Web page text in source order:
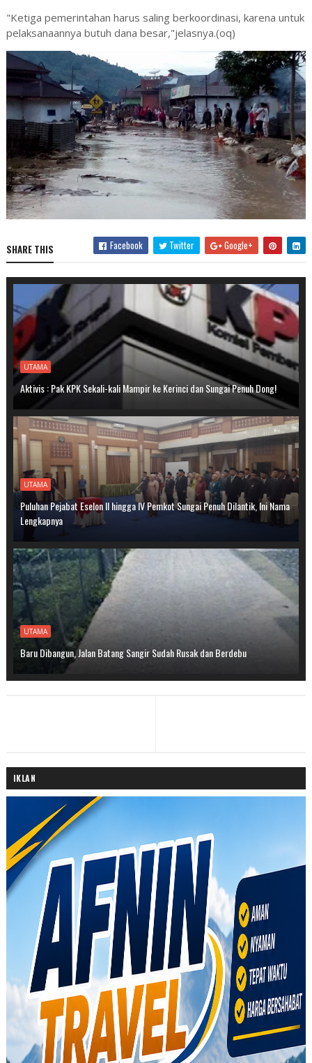
"Ketiga pemerintahan harus saling berkoordinasi, karena untuk
pelaksanaannya butuh dana besar,"jelasnya.(oq)
SHARE THIS Facebook Twitter Google+
UTAMA
Aktivis : Pak KPK Sekali-kali Mampir ke Kerinci dan Sungai Penuh Dong!
UTAMA
Puluhan Pejabat Eselon II hingga IV Pemkot Sungai Penuh Dilantik, Ini Nama
Lengkapnya
UTAMA
Baru Dibangun, Jalan Batang Sangir Sudah Rusak dan Berdebu
IKLAN